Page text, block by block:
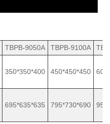
TBPB-9050A TBPB-9100A
350*350*400 450*450*450
695*635*635 795*730*690